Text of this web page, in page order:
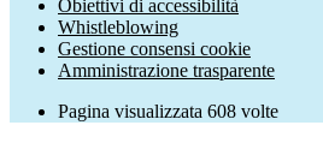
Obiettivi di accessibilità
Whistleblowing
Gestione consensi cookie
Amministrazione trasparente
Pagina visualizzata 608 volte